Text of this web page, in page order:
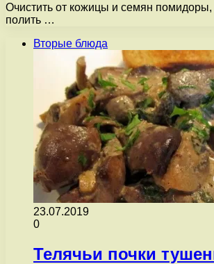
Очистить от кожицы и семян
полить …
Вторые блюда
23.07.2019
0
Телячьи почки